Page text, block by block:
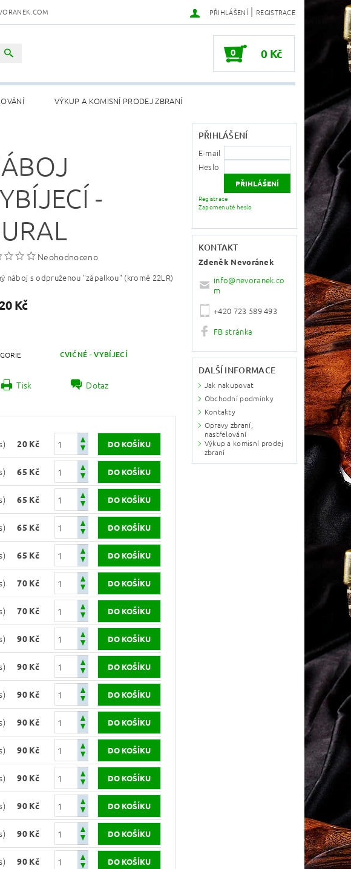
PŘIHLÁŠENÍ | REGISTRACE
0 0 Kč
VÝKUP A KOMISNÍ PRODEJ ZBRANÍ
-
Neohodnoceno
náboj s odpruženou "zápalkou" (kromě 22LR)
Kč
CVIČNÉ - VYBÍJECÍ
Tisk Dotaz
20 Kč
65 Kč
65 Kč
65 Kč
65 Kč
70 Kč
70 Kč
90 Kč
90 Kč
90 Kč
90 Kč
90 Kč
90 Kč
90 Kč
90 Kč
90 Kč
PŘIHLÁŠENÍ
E-mail
Heslo
Registrace
Zapomenuté heslo
KONTAKT
Zdeněk Nevoránek
info@nevoranek.co
m
+420 723 589 493
FB stránka
DALŠÍ INFORMACE
Jak nakupovat
Obchodní podmínky
Kontakty
Opravy zbraní,
nastřelování
Výkup a komisní prodej
zbraní